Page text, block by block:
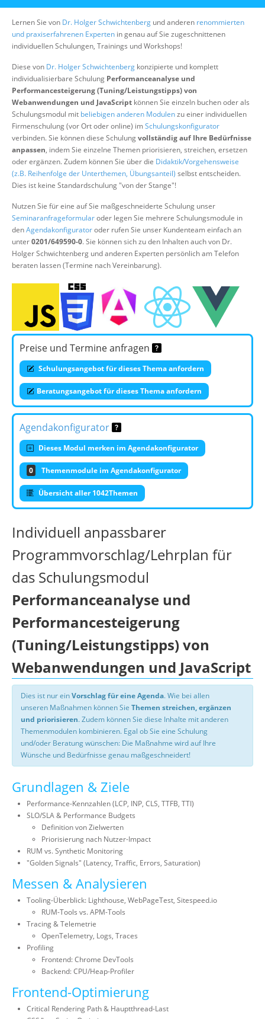
Über uns
Suche
Lernen Sie von Dr. Holger Schwichtenberg und anderen renommierten
und praxiserfahrenen Experten in genau auf Sie zugeschnittenen
individuellen Schulungen, Trainings und Workshops!
Diese von Dr. Holger Schwichtenberg konzipierte und komplett
individualisierbare Schulung Performanceanalyse und
Performancesteigerung (Tuning/Leistungstipps) von
Webanwendungen und JavaScript können Sie einzeln buchen oder als
Schulungsmodul mit beliebigen anderen Modulenzu einer individuellen
Firmenschulung (vor Ort oder online) imSchulungskonfigurator
verbinden. Sie können diese Schulungvollständig auf Ihre Bedürfnisse
anpassen, indem Sie einzelne Themen priorisieren, streichen, ersetzen
oder ergänzen. Zudem können Sie über die Didaktik/Vorgehensweise
(z.B. Reihenfolge der Unterthemen, Übungsanteil) selbst entscheiden.
Dies ist keine Standardschulung "von der Stange"!
Nutzen Sie für eine auf Sie maßgeschneiderte Schulung unser
Seminaranfrageformularoder legen Sie mehrere Schulungsmodule in
denAgendakonfiguratoroder rufen Sie unser Kundenteam einfach an
unter0201/649590-0. Sie können sich zu den Inhalten auch von Dr.
Holger Schwichtenberg und anderen Experten persönlich am Telefon
beraten lassen (Termine nach Vereinbarung).
Preise und Termine anfragen
Schulungsangebot für dieses Thema anfordern
Beratungsangebot für dieses Thema anfordern
Agendakonfigurator
Dieses Modul merken im Agendakonfigurator
0 Themenmodule im Agendakonfigurator
Übersicht aller 1042Themen
Individuell anpassbarer
Programmvorschlag/Lehrplan für
das Schulungsmodul
Performanceanalyse und
Performancesteigerung
(Tuning/Leistungstipps) von
Webanwendungen und JavaScript
Dies ist nur einVorschlag für eine Agenda. Wie bei allen
unseren Maßnahmen können Sie Themen streichen, ergänzen
und priorisieren. Zudem können Sie diese Inhalte mit anderen
Themenmodulen kombinieren. Egal ob Sie eine Schulung
und/oder Beratung wünschen: Die Maßnahme wird auf Ihre
Wünsche und Bedürfnisse genau maßgeschneidert!
Grundlagen & Ziele
Performance-Kennzahlen (LCP, INP, CLS, TTFB, TTI)
SLO/SLA & Performance Budgets
Definition von Zielwerten
Priorisierung nach Nutzer-Impact
RUM vs. Synthetic Monitoring
"Golden Signals" (Latency, Traffic, Errors, Saturation)
Messen & Analysieren
Tooling-Überblick: Lighthouse, WebPageTest, Sitespeed.io
RUM-Tools vs. APM-Tools
Tracing & Telemetrie
OpenTelemetry, Logs, Traces
Profiling
Frontend: Chrome DevTools
Backend: CPU/Heap-Profiler
Frontend-Optimierung
Critical Rendering Path & Hauptthread-Last